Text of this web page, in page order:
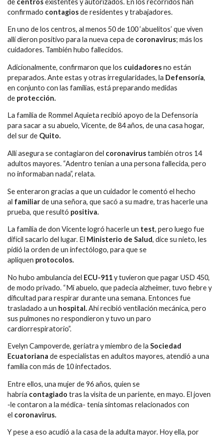
confirmado contagiosde residentes y trabajadores.
En uno de los centros, al menos 50 de 100 ‘abuelitos’ que viven
allí dieron positivo para la nueva cepa de coronavirus; más los
cuidadores. También hubo fallecidos.
Adicionalmente, confirmaron que los cuidadoresno están
preparados. Ante estas y otras irregularidades, la Defensoría,
en conjunto con las familias, está preparando medidas
de protección.
La familia de Rommel Aquieta recibió apoyo de la Defensoría
para sacar a su abuelo, Vicente, de 84 años, de una casa hogar,
del sur de Quito.
Allí asegura se contagiaron del coronavirustambién otros 14
adultos mayores. “Adentro tenían a una persona fallecida, pero
no informaban nada”, relata.
Se enteraron gracias a que un cuidador le comentó el hecho
al familiarde una señora, que sacó a su madre, tras hacerle una
prueba, que resultó positiva.
La familia de don Vicente logró hacerle un test, pero luego fue
difícil sacarlo del lugar. El Ministerio de Salud, dice su nieto, les
pidió la orden de un infectólogo, para que se
apliquen protocolos.
No hubo ambulancia del ECU-911y tuvieron que pagar USD 450,
de modo privado. “Mi abuelo, que padecía alzheimer, tuvo fiebre y
dificultad para respirar durante una semana. Entonces fue
trasladado a un hospital.Ahí recibió ventilación mecánica, pero
sus pulmones no respondieron y tuvo un paro
cardiorrespiratorio”.
Evelyn Campoverde, geriatra y miembro de la Sociedad
Ecuatoriana de especialistas en adultos mayores, atendió a una
familia con más de 10 infectados.
Entre ellos, una mujer de 96 años, quien se
habría contagiado tras la visita de un pariente, en mayo. El joven
-le contaron a la médica- tenía síntomas relacionados con
el coronavirus.
Y pese a eso acudió a la casa de la adulta mayor. Hoy ella, por